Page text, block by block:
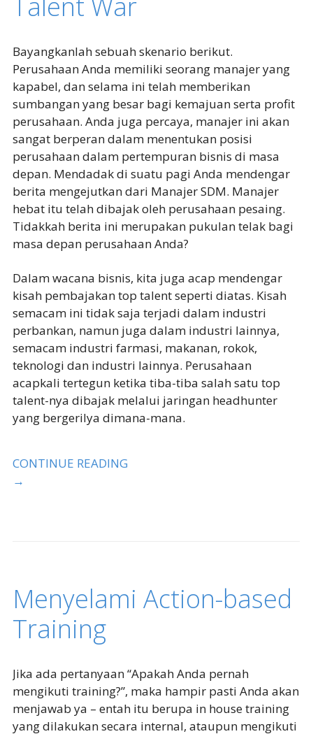
Bayangkanlah sebuah skenario berikut.
Perusahaan Anda memiliki seorang manajer yang
kapabel, dan selama ini telah memberikan
sumbangan yang besar bagi kemajuan serta profit
perusahaan. Anda juga percaya, manajer ini akan
sangat berperan dalam menentukan posisi
perusahaan dalam pertempuran bisnis di masa
depan. Mendadak di suatu pagi Anda mendengar
berita mengejutkan dari Manajer SDM. Manajer
hebat itu telah dibajak oleh perusahaan pesaing.
Tidakkah berita ini merupakan pukulan telak bagi
masa depan perusahaan Anda?
Dalam wacana bisnis, kita juga acap mendengar
kisah pembajakan top talent seperti diatas. Kisah
semacam ini tidak saja terjadi dalam industri
perbankan, namun juga dalam industri lainnya,
semacam industri farmasi, makanan, rokok,
teknologi dan industri lainnya. Perusahaan
acapkali tertegun ketika tiba-tiba salah satu top
talent-nya dibajak melalui jaringan headhunter
yang bergerilya dimana-mana.
CONTINUE READING
→
Menyelami Action-based
Training
Jika ada pertanyaan “Apakah Anda pernah
mengikuti training?”, maka hampir pasti Anda akan
menjawab ya – entah itu berupa in house training
yang dilakukan secara internal, ataupun mengikuti